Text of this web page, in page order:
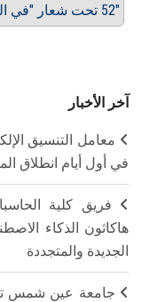
52 تحت شعار "في القراءة حياة"
آخر الأخبار
في أول أيام انطلاق
فريق كلية
هاكاثون الذكاء
الجديدة والمتجددة
جامعة عين شمس